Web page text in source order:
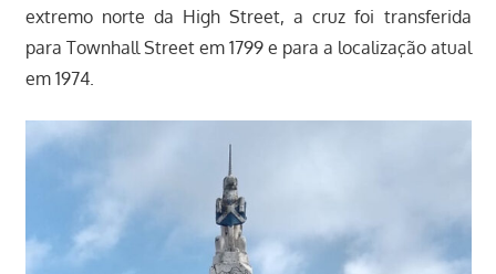
extremo norte da High Street, a cruz foi transferida
para Townhall Street em 1799 e para a localização atual
em 1974.